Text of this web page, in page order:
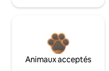
Animaux acceptés